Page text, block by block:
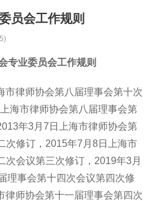
员会工作规则
专业委员会工作规则
市律师协会第八届理事会第十次
海市律师协会第八届理事会第
年3月7日上海市律师协会第
次修订，2015年7月8日上海市
次会议第三次修订，2019年3月
理事会第十四次会议第四次修
律师协会第十一届理事会第四次